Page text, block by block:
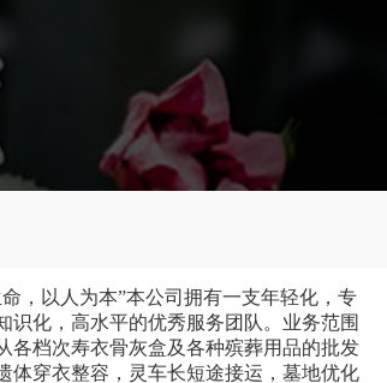
，以人为本”本公司拥有一支年轻化，专
识化，高水平的优秀服务团队。业务范围
各档次寿衣骨灰盒及各种殡葬用品的批发
体穿衣整容，灵车长短途接运，墓地优化